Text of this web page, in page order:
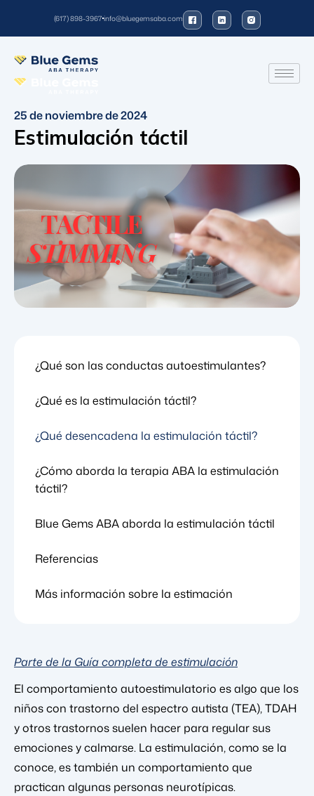
(617) 898-3967info@bluegemsaba.com
25 de noviembre de 2024
Estimulación táctil
¿Qué son las conductas autoestimulantes?
¿Qué es la estimulación táctil?
¿Qué desencadena la estimulación táctil?
¿Cómo aborda la terapia ABA la estimulación
táctil?
Blue Gems ABA aborda la estimulación táctil
Referencias
Más información sobre la estimación
Parte de la Guía completa de estimulación
El comportamiento autoestimulatorio es algo que los
niños con trastorno del espectro autista (TEA), TDAH
y otros trastornos suelen hacer para regular sus
emociones y calmarse. La estimulación, como se la
conoce, es también un comportamiento que
practican algunas personas neurotípicas.